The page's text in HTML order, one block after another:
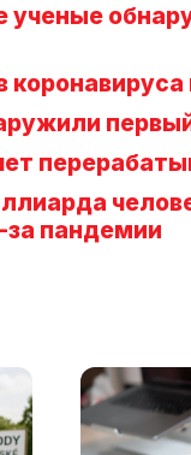
ученые
пандемии